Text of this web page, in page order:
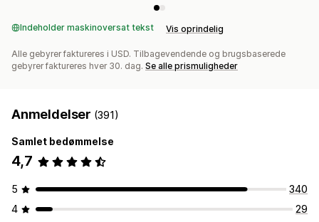
Indeholder maskinoversat tekst Vis oprindelig
Alle gebyrer faktureres i USD. Tilbagevendende og brugsbaserede
gebyrer faktureres hver 30. dag. Se alle prismuligheder
Anmeldelser (391)
Samlet bedømmelse
4,7
5
340
4
29